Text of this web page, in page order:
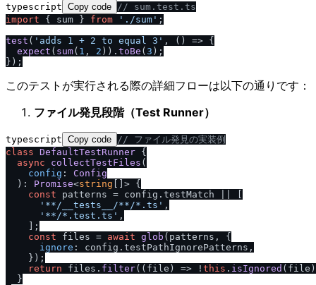
typescript Copy code / / sum.test.ts
import { sum } from '. /sum' ;
test ( 'adds 1 + 2 to equal 3' , () => {
expect ( sum( 1 , 2 )). toBe ( 3 );
このテストが実行される際の詳細フローは以下の通りです：
ファイル発見段階（Test Runner）
typescript Copy code / / ファイル発見の実装例
class DefaultTestRunner {
async
collectTestFiles (
config : Config
  ):
Promise<string []> {
const patterns = config. testMatch
'** / __tests__ /** /*.ts' ,
'** /*.test.ts' ,
    ];
const files = await glob (patterns, {
ignore : config. testPathIgnorePatterns ,
    });
return files. filter( ( file ) => ! this . isIgnored
  }